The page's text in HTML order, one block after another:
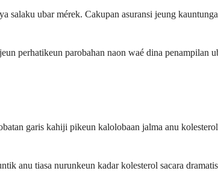
ubar mérek. Cakupan asuransi jeung
perhatikeun parobahan naon waé dina penampilan
garis kahiji pikeun kalolobaan jalma anu
anu tiasa nurunkeun kadar kolesterol sacara